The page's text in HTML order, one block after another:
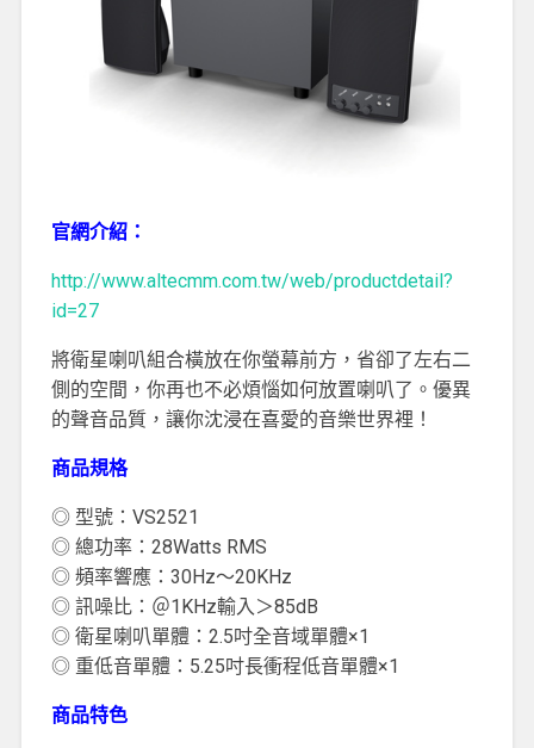
官網介紹：
http://www.altecmm.com.tw/web/productdetail?
id=27
將衛星喇叭組合橫放在你螢幕前方，省卻了左右二
側的空間，你再也不必煩惱如何放置喇叭了。優異
的聲音品質，讓你沈浸在喜愛的音樂世界裡！
商品規格
◎ 型號：VS2521
◎ 總功率：28Watts RMS
◎ 頻率響應：30Hz～20KHz
◎ 訊噪比：＠1KHz輸入＞85dB
◎ 衛星喇叭單體：2.5吋全音域單體×1
◎ 重低音單體：5.25吋長衝程低音單體×1
商品特色